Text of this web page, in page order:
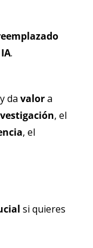
IA.
y da valor a
si quieres